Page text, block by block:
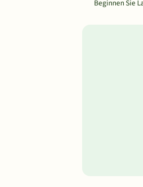
Beginnen Sie